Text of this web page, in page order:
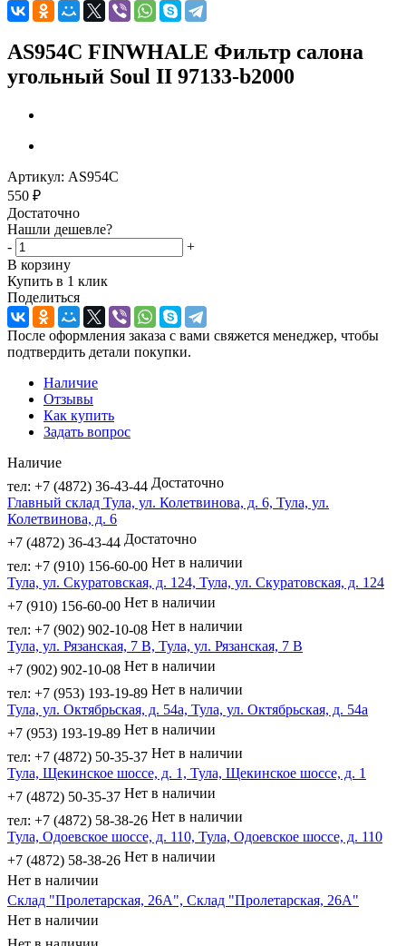
AS954C FINWHALE Фильтр салона
угольный Soul II 97133-b2000
Артикул: AS954C
550 ₽
Достаточно
Нашли дешевле?
-
+
В корзину
Купить в 1 клик
Поделиться
После оформления заказа с вами свяжется менеджер, чтобы
подтвердить детали покупки.
Наличие
Отзывы
Как купить
Задать вопрос
Наличие
тел: +7 (4872) 36-43-44 Достаточно
Главный склад Тула, ул. Колетвинова, д. 6, Тула, ул.
Колетвинова, д. 6
+7 (4872) 36-43-44 Достаточно
тел: +7 (910) 156-60-00 Нет в наличии
Тула, ул. Скуратовская, д. 124, Тула, ул. Скуратовская, д. 124
+7 (910) 156-60-00 Нет в наличии
тел: +7 (902) 902-10-08 Нет в наличии
Тула, ул. Рязанская, 7 В, Тула, ул. Рязанская, 7 В
+7 (902) 902-10-08 Нет в наличии
тел: +7 (953) 193-19-89 Нет в наличии
Тула, ул. Октябрьская, д. 54а, Тула, ул. Октябрьская, д. 54а
+7 (953) 193-19-89 Нет в наличии
тел: +7 (4872) 50-35-37 Нет в наличии
Тула, Щекинское шоссе, д. 1, Тула, Щекинское шоссе, д. 1
+7 (4872) 50-35-37 Нет в наличии
тел: +7 (4872) 58-38-26 Нет в наличии
Тула, Одоевское шоссе, д. 110, Тула, Одоевское шоссе, д. 110
+7 (4872) 58-38-26 Нет в наличии
Нет в наличии
Склад "Пролетарская, 26А", Склад "Пролетарская, 26А"
Нет в наличии